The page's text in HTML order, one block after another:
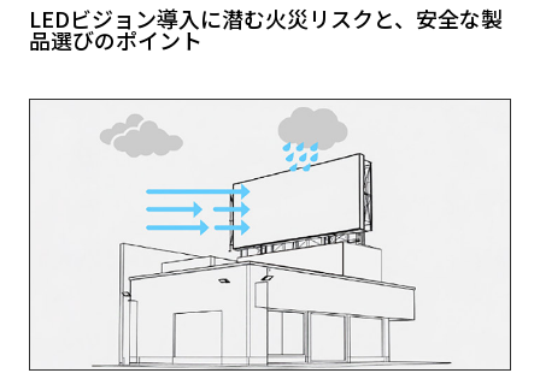
LEDビジョン導入に潜む火災リスクと、安全な製
品選びのポイント